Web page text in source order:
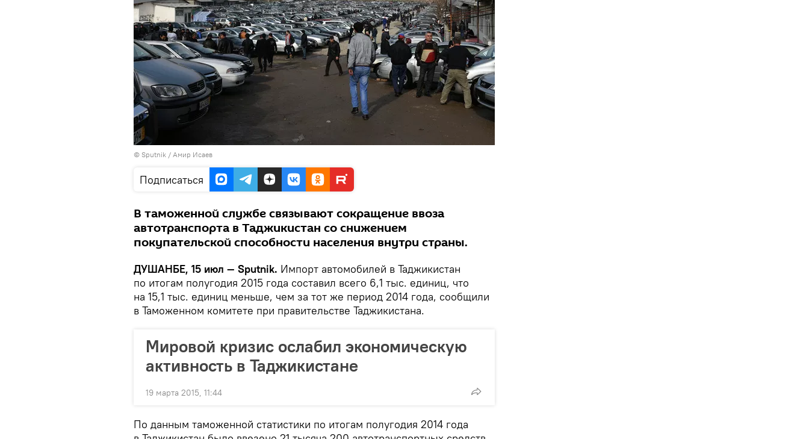
© Sputnik / Амир Исаев
Подписаться
В таможенной службе связывают сокращение ввоза
автотранспорта в Таджикистан со снижением
покупательской способности населения внутри страны.
ДУШАНБЕ, 15 июл — Sputnik. Импорт автомобилей в Таджикистан
по итогам полугодия 2015 года составил всего 6,1 тыс. единиц, что
на 15,1 тыс. единиц меньше, чем за тот же период 2014 года, сообщили
в Таможенном комитете при правительстве Таджикистана.
Мировой кризис ослабил экономическую
активность в Таджикистане
19 марта 2015, 11:44
По данным таможенной статистики по итогам полугодия 2014 года